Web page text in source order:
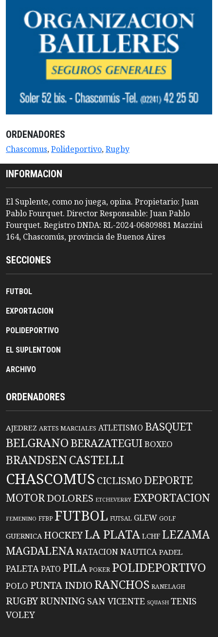
ORDENADORES
Chascomus,Polideportivo,Rugby
INFORMACION
El Suplente, como no juega, opina. Propietario: Juan
Pablo Fourquet. Director Responsable: Juan Pablo
Fourquet. Registro DNDA: RL-2024-06809881 Mazzini
164, Chascomús, provincia de Buenos Aires
SECCIONES
FUTBOL
EXPORTACION
POLIDEPORTIVO
EL SUPLENTOON
ARCHIVO
ORDENADORES
AJEDREZ ARTES MARCIALES ATLETISMO BASQUET
BELGRANO BERAZATEGUIBOXEO
BRANDSENCASTELLI
CHASCOMUS CICLISMO DEPORTE
MOTORDOLORES ETCHEVERRY EXPORTACION
FEMENINO FFBP FUTBOL FUTSAL GLEW GOLF
GUERNICA HOCKEYLA PLATA LCHF LEZAMA
MAGDALENANATACIONNAUTICA PADEL
PALETAPATO PILA POKER POLIDEPORTIVO
POLO PUNTA INDIO RANCHOS RANELAGH
RUGBYRUNNING SAN VICENTE SQUASH TENIS
VOLEY